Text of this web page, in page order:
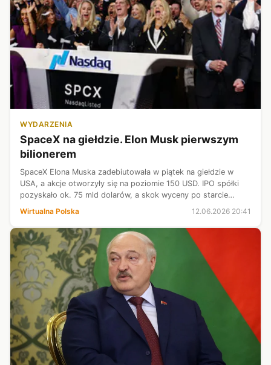
WYDARZENIA
SpaceX na giełdzie. Elon Musk pierwszym
bilionerem
SpaceX Elona Muska zadebiutowała w piątek na giełdzie w
USA, a akcje otworzyły się na poziomie 150 USD. IPO spółki
pozyskało ok. 75 mld dolarów, a skok wyceny po starcie
notowań sprawił, że Musk został pierwszym na świecie
Wirtualna Polska 12.06.2026 20:41